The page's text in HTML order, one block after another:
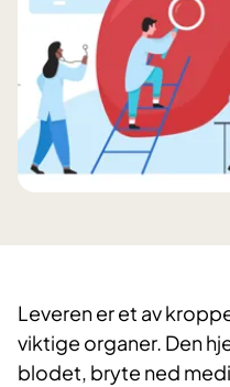
Leveren er et av
viktige organer. Den
blodet, bryte ned